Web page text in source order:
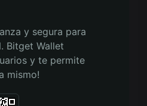
y segura para
Bitget Wallet
y te permite
mismo!